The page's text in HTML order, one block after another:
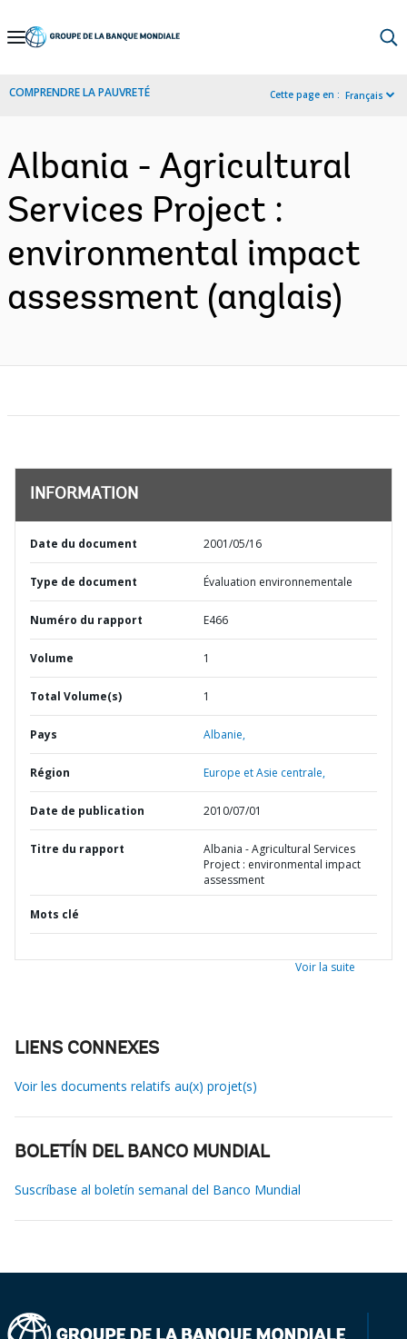
Skip
Navigation
COMPRENDRE LA PAUVRETÉ Cette page en : Français
Albania - Agricultural
Services Project :
environmental impact
assessment (anglais)
INFORMATION
Date du document 2001/05/16
Type de document Évaluation environnementale
Numéro du rapport E466
Volume 1
Total Volume(s) 1
Pays Albanie,
Région Europe et Asie centrale,
Date de publication 2010/07/01
Titre du rapport
Albania - Agricultural Services
Project : environmental impact
assessment
Mots clé
Voir la suite
LIENS CONNEXES
Voir les documents relatifs au(x) projet(s)
BOLETÍN DEL BANCO MUNDIAL
Suscríbase al boletín semanal del Banco Mundial